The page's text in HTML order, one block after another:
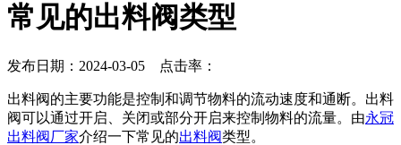
常见的出料阀类型
发布日期：2024-03-05 点击率：
出料阀的主要功能是控制和调节物料的流动速度和通断。出料
阀可以通过开启、关闭或部分开启来控制物料的流量。由永冠
出料阀厂家介绍一下常见的出料阀类型。